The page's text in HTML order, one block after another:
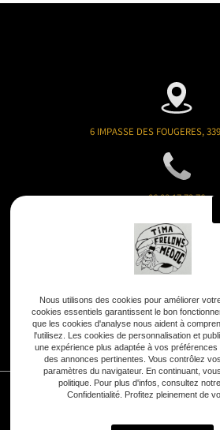
6 IMPASSE DES FOUGERES,
06 08 17 73 76
7j/7 :8h - 20h
Nous utilisons des cookies pour améliorer
cookies essentiels garantissent le bon
que les cookies d'analyse nous aident à
l'utilisez. Les cookies de personnalisation et
une expérience plus adaptée à vos
des annonces pertinentes. Vous contrôlez
paramètres du navigateur. En continuant,
politique. Pour plus d'infos, consultez
Confidentialité. Profitez pleinement de